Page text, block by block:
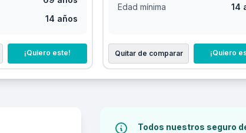
14 años
¡Quiero este!
Edad mínima
14
Quitar de comparar ¡Quiero
Todos nuestros seguro